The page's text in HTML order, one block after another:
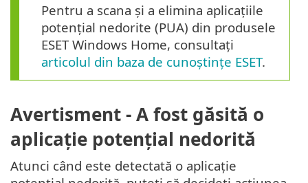
Pentru a scana și a elimina aplicațiile
potențial nedorite (PUA) din produsele
ESET Windows Home, consultați
articolul din baza de cunoștințe ESET.
Avertisment - A fost găsită o
aplicație potențial nedorită
Atunci când este detectată o aplicație